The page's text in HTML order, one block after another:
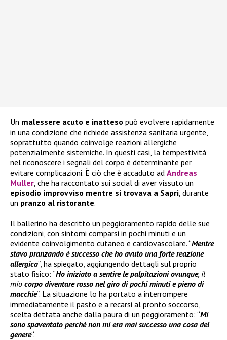
Un malessere acuto e inatteso può evolvere rapidamente
in una condizione che richiede assistenza sanitaria urgente,
soprattutto quando coinvolge reazioni allergiche
potenzialmente sistemiche. In questi casi, la tempestività
nel riconoscere i segnali del corpo è determinante per
evitare complicazioni. È ciò che è accaduto ad Andreas
Muller , che ha raccontato sui social di aver vissuto un
episodio improvviso mentre si trovava a Sapri , durante
un pranzo al ristorante.
Il ballerino ha descritto un peggioramento rapido delle sue
condizioni, con sintomi comparsi in pochi minuti e un
evidente coinvolgimento cutaneo e cardiovascolare. “Mentre
stavo pranzando è successo che ho avuto una forte reazione
allergica“, ha spiegato, aggiungendo dettagli sul proprio
stato fisico: “Ho iniziato a sentire le palpitazioni ovunque, il
mio corpo diventare rosso nel giro di pochi minuti e pieno di
macchie“. La situazione lo ha portato a interrompere
immediatamente il pasto e a recarsi al pronto soccorso,
scelta dettata anche dalla paura di un peggioramento: “Mi
sono spaventato perché non mi era mai successo una cosa del
genere“.